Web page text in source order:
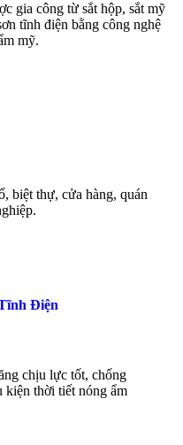
gia công từ sắt hộp, sắt mỹ
tĩnh điện bằng công nghệ
mỹ.
biệt thự, cửa hàng, quán
Điện
chịu lực tốt, chống
kiện thời tiết nóng ẩm